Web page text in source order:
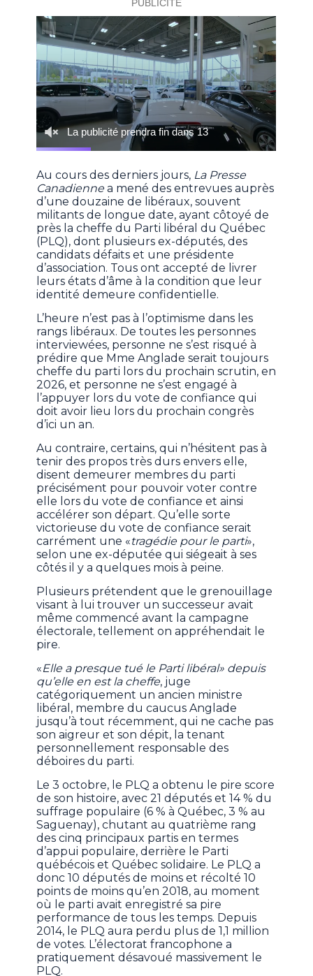
Au cours des derniers jours, La Presse
Canadiennea mené des entrevues auprès
d’une douzaine de libéraux, souvent
militants de longue date, ayant côtoyé de
près la cheffe du Parti libéral du Québec
(PLQ), dont plusieurs ex-députés, des
candidats défaits et une présidente
d’association. Tous ont accepté de livrer
leurs états d’âme à la condition que leur
identité demeure confidentielle.
L’heure n’est pas à l’optimisme dans les
rangs libéraux. De toutes les personnes
interviewées, personne ne s’est risqué à
prédire que Mme Anglade serait toujours
cheffe du parti lors du prochain scrutin, en
2026, et personne ne s’est engagé à
l’appuyer lors du vote de confiance qui
doit avoir lieu lors du prochain congrès
d’ici un an.
Au contraire, certains, qui n’hésitent pas à
tenir des propos très durs envers elle,
disent demeurer membres du parti
précisément pour pouvoir voter contre
elle lors du vote de confiance et ainsi
accélérer son départ. Qu’elle sorte
victorieuse du vote de confiance serait
carrément une «tragédie pour le parti»,
selon une ex-députée qui siégeait à ses
côtés il y a quelques mois à peine.
Plusieurs prétendent que le grenouillage
visant à lui trouver un successeur avait
même commencé avant la campagne
électorale, tellement on appréhendait le
pire.
«Elle a presque tué le Parti libéral» depuis
qu’elle en est la cheffe, juge
catégoriquement un ancien ministre
libéral, membre du caucus Anglade
jusqu’à tout récemment, qui ne cache pas
son aigreur et son dépit, la tenant
personnellement responsable des
déboires du parti.
Le 3 octobre, le PLQ a obtenu le pire score
de son histoire, avec 21 députés et 14 % du
suffrage populaire (6 % à Québec, 3 % au
Saguenay), chutant au quatrième rang
des cinq principaux partis en termes
d’appui populaire, derrière le Parti
québécois et Québec solidaire. Le PLQ a
donc 10 députés de moins et récolté 10
points de moins qu’en 2018, au moment
où le parti avait enregistré sa pire
performance de tous les temps. Depuis
2014, le PLQ aura perdu plus de 1,1 million
de votes. L’électorat francophone a
pratiquement désavoué massivement le
PLQ.